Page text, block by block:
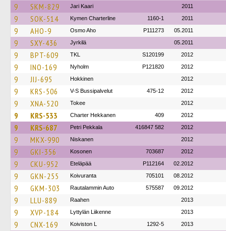
9 SKM-829 Jari Kaari 2011
9 SOK-514 Kymen Charterline 1160-1 2011
9 AHO-9 Osmo Aho P111273 05.2011
9 SXY-436 Jyrkilä 05.2011
9 BPT-609 TKL S120199 2012
9 INO-169 Nyholm P121820 2012
9 JIJ-695 Hokkinen 2012
9 KRS-506 V-S Bussipalvelut 475-12 2012
9 XNA-520 Tokee 2012
9 KRS-533 Charter Hekkanen 409 2012
9 KRS-687 Petri Pekkala 416847 582 2012
9 MKX-990 Niskanen 2012
9 GKI-356 Kosonen 703687 2012
9 CKU-952 Eteläpää P112164 02.2012
9 GKN-255 Koivuranta 705101 08.2012
9 GKM-303 Rautalammin Auto 575587 09.2012
9 LLU-889 Raahen 2013
9 XVP-184 Lyttylän Liikenne 2013
9 CNX-169 Koiviston L 1292-5 2013